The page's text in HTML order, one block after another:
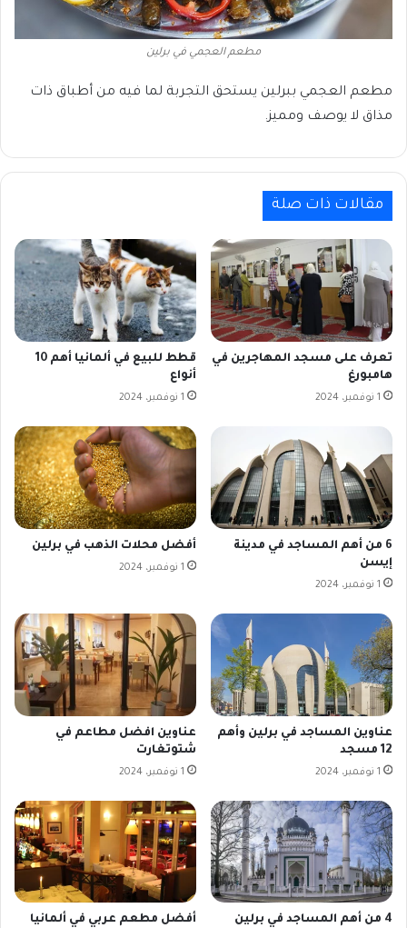
مطعم العجمي في برلين
مطعم العجمي ببرلين يستحق التجربة لما فيه من أطباق ذات
مذاق لا يوصف ومميز.
مقالات ذات صلة
تعرف على مسجد المهاجرين في
هامبورغ
1 نوفمبر، 2024
قطط للبيع في ألمانيا أهم 10
أنواع
1 نوفمبر، 2024
6 من أهم المساجد في مدينة
إيسن
1 نوفمبر، 2024
أفضل محلات الذهب في برلين
1 نوفمبر، 2024
عناوين المساجد في برلين وأهم
12 مسجد
1 نوفمبر، 2024
عناوين افضل مطاعم في
شتوتغارت
1 نوفمبر، 2024
4 من أهم المساجد في برلين أفضل مطعم عربي في ألمانيا